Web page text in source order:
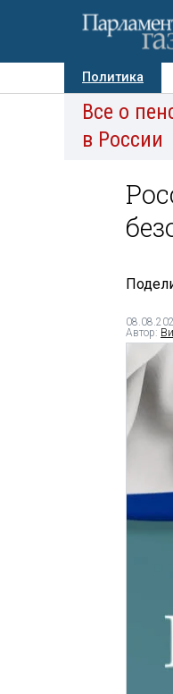
Политика
Авторы
Все о
в России
Автор: